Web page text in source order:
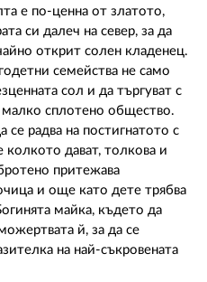
е по-ценна от златото,
си далеч на север, за да
открит солен кладенец.
семейства не само
сол и да търгуват с
малко сплотено общество.
радва на постигнатото с
дават, толкова и
притежава
и още като дете трябва
майка, където да
й, за да се
на най-съкровената